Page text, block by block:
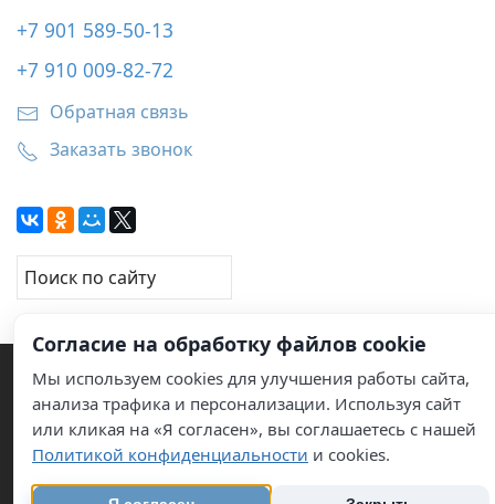
+7 901 589-50-13
+7 910 009-82-72
Обратная связь
Заказать звонок
© 2011–2026 Услуги по обслуживанию кондиционеров
карта сайта info@groupleon.ru
Согласие на обработку файлов cookie
Мы используем cookies для улучшения работы сайта,
анализа трафика и персонализации. Используя сайт
или кликая на «Я согласен», вы соглашаетесь с нашей
Политикой конфиденциальности и cookies.